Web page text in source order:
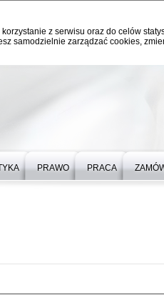
z serwisu oraz do celów
samodzielnie zarządzać cookies,
PRAWO PRACA